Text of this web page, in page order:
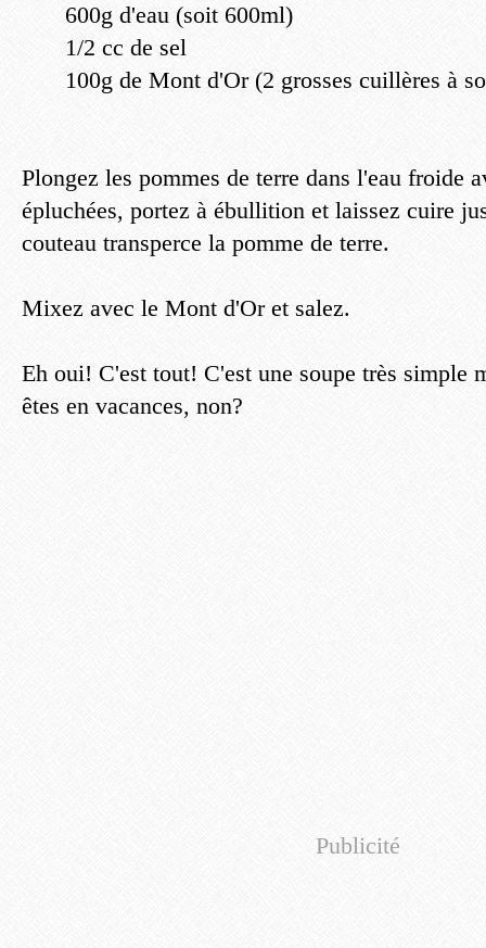
600g d'eau (soit 600ml)
1/2 cc de sel
100g de Mont d'Or (2 grosses cuillères à
Plongez les pommes de terre dans l'eau froide
épluchées, portez à ébullition et laissez cuire
couteau transperce la pomme de terre.
Mixez avec le Mont d'Or et salez.
Eh oui! C'est tout! C'est une soupe très simple
êtes en vacances, non?
Publicité